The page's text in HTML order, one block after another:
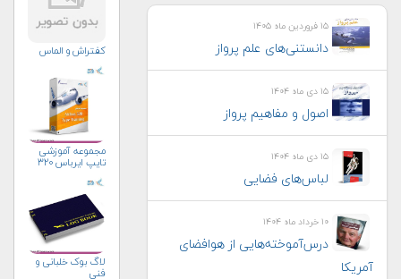
۱۵ فروردین ماه ۱۴۰۵
دانستنی‌های علم پرواز
۱۵ دی ماه ۱۴۰۴
اصول و مفاهیم پرواز
۱۵ دی ماه ۱۴۰۴
لباس‌های فضایی
۱۰ خرداد ماه ۱۴۰۴
درس‌آموخته‌هایی از هوافضای
آمریکا
کفتراش و الماس
مجموعه آموزشی
تایپ ایرباس ۳۲۰
لاگ بوک خلبانی و
فنی